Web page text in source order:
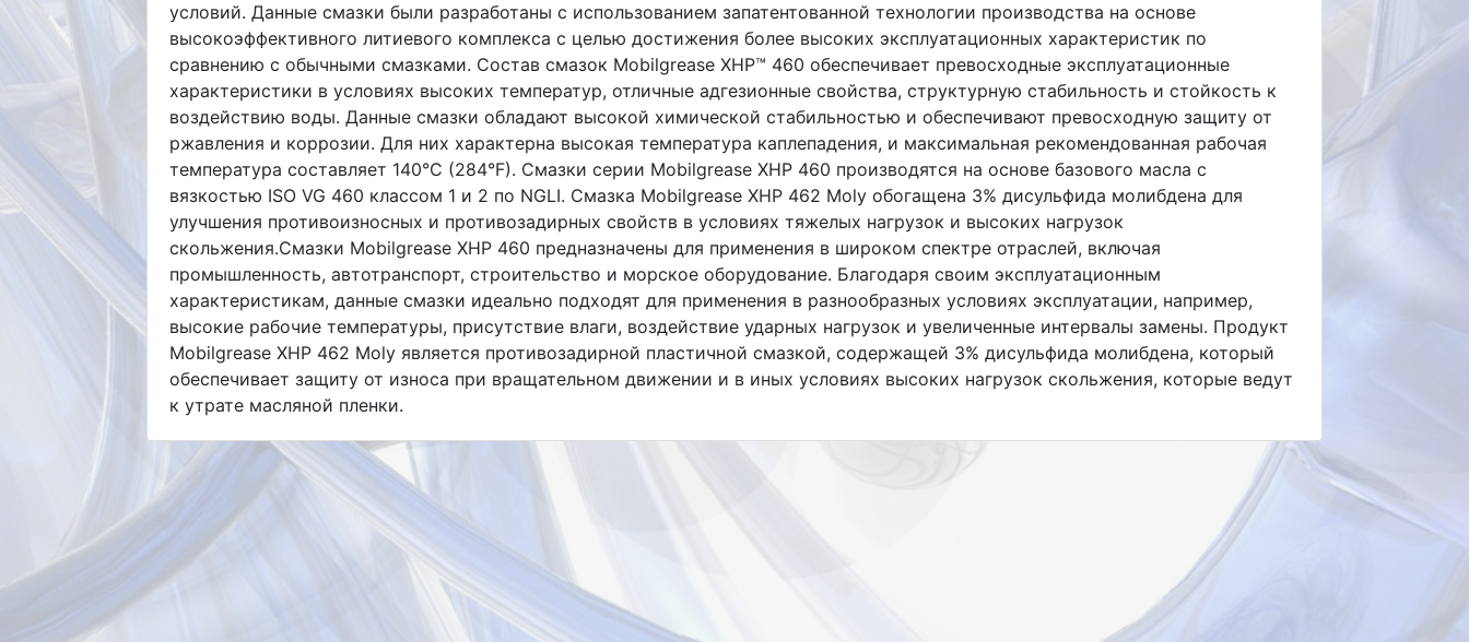
условий. Данные смазки были разработаны с использованием запатентованной технологии производства на основе
высокоэффективного литиевого комплекса с целью достижения более высоких эксплуатационных характеристик по
сравнению с обычными смазками. Состав смазок Mobilgrease ХHP™ 460 обеспечивает превосходные эксплуатационные
характеристики в условиях высоких температур, отличные адгезионные свойства, структурную стабильность и стойкость к
воздействию воды. Данные смазки обладают высокой химической стабильностью и обеспечивают превосходную защиту от
ржавления и коррозии. Для них характерна высокая температура каплепадения, и максимальная рекомендованная рабочая
температура составляет 140°C (284°F). Смазки серии Mobilgrease XHP 460 производятся на основе базового масла с
вязкостью ISO VG 460 классом 1 и 2 по NGLI. Смазка Mobilgrease XHP 462 Moly обогащена 3% дисульфида молибдена для
улучшения противоизносных и противозадирных свойств в условиях тяжелых нагрузок и высоких нагрузок
скольжения.Смазки Mobilgrease XHP 460 предназначены для применения в широком спектре отраслей, включая
промышленность, автотранспорт, строительство и морское оборудование. Благодаря своим эксплуатационным
характеристикам, данные смазки идеально подходят для применения в разнообразных условиях эксплуатации, например,
высокие рабочие температуры, присутствие влаги, воздействие ударных нагрузок и увеличенные интервалы замены. Продукт
Mobilgrease XHP 462 Moly является противозадирной пластичной смазкой, содержащей 3% дисульфида молибдена, который
обеспечивает защиту от износа при вращательном движении и в иных условиях высоких нагрузок скольжения, которые ведут
к утрате масляной пленки.